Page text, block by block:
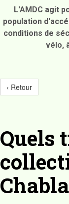
L'AMDC agit
population
conditions de
vélo,
‹ Retour
Quels